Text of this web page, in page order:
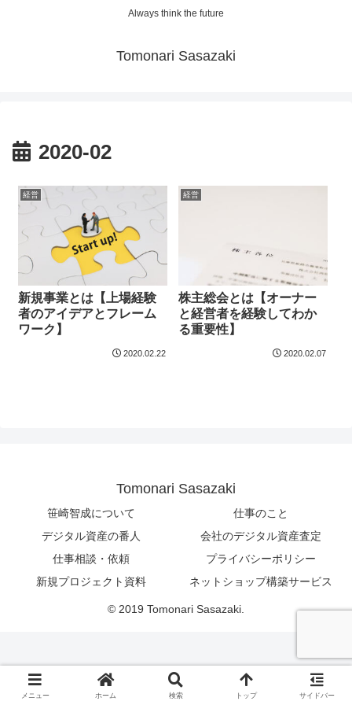
Always think the future
Tomonari Sasazaki
2020-02
経営
新規事業とは【上場経験
者のアイデアとフレーム
ワーク】
2020.02.22
経営
株主総会とは【オーナー
と経営者を経験してわか
る重要性】
2020.02.07
Tomonari Sasazaki
笹崎智成について
仕事のこと
デジタル資産の番人
会社のデジタル資産査定
仕事相談・依頼
プライバシーポリシー
新規プロジェクト資料
ネットショップ構築サービス
© 2019 Tomonari Sasazaki.
メニュー ホーム 検索 トップ サイドバー